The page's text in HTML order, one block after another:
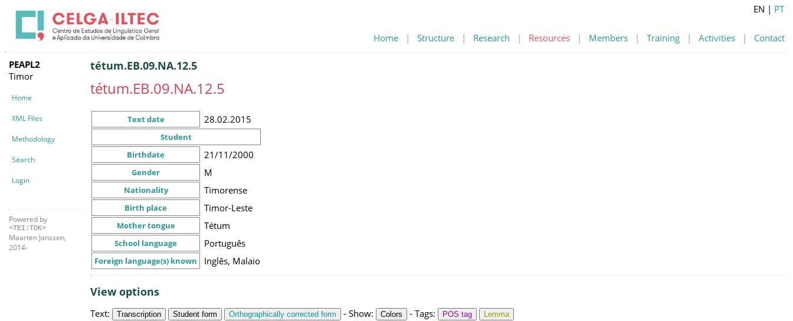
Home | Structure | Research | Resources | Members | Training | Activities | Contact
EN | PT
PEAPL2
Timor
Home
XML Files
Methodology
Search
Login
Powered by
<TEI:TOK>
Maarten Janssen,
2014-
tétum.EB.09.NA.12.5
tétum.EB.09.NA.12.5
Text date 28.02.2015
Student
Birthdate
21/11/2000
Gender M
Nationality Timorense
Birth place Timor-Leste
Mother tongue Tétum
School language Português
Foreign language(s) known Inglês, Malaio
View options
Text: Transcription Student form Orthographically corrected form - Show: Colors - Tags: POS tag Lemma